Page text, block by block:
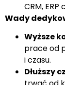
CRM,
Wady
Wyższe
prace od
i czasu.
Dłuższy